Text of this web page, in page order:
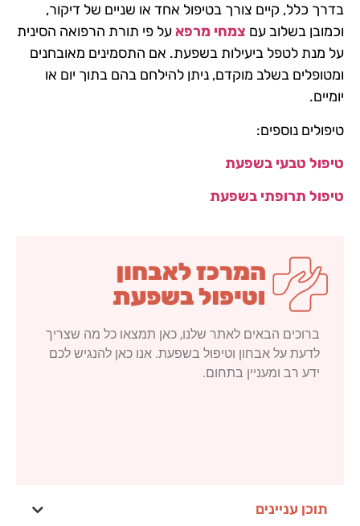
בדרך כלל, קיים צורך בטיפול אחד או שניים של דיקור,
וכמובן בשלוב עם צמחי מרפאעל פי תורת הרפואה הסינית
על מנת לטפל ביעילות בשפעת. אם התסמינים מאובחנים
ומטופלים בשלב מוקדם, ניתן להילחם בהם בתוך יום או
יומיים.
טיפולים נוספים:
טיפול טבעי בשפעת
טיפול תרופתי בשפעת
ברוכים הבאים לאתר שלנו, כאן תמצאו כל מה שצריך
לדעת על אבחון וטיפול בשפעת. אנו כאן להנגיש לכם
ידע רב ומעניין בתחום.
תוכן עניינים